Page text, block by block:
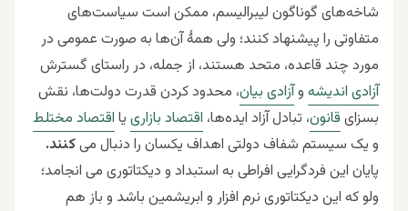
شاخه‌های گوناگون لیبرالیسم، ممکن است سیاست‌های
متفاوتی را پیشنهاد کنند؛ ولی همهٔ آن‌ها به صورت عمومی در
مورد چند قاعده، متحد هستند، از جمله، در راستای گسترش
آزادی اندیشه وآزادی بیان، محدود کردن قدرت دولت‌ها، نقش
بسزای قانون، تبادل آزاد ایده‌ها، اقتصاد بازاری یا اقتصاد مختلط
و یک سیستم شفاف دولتی اهداف یکسان را دنبال میکنند.
پایان این فردگرایی افراطی به استبداد و دیکتاتوری می انجامد؛
ولو که این دیکتاتوری نرم افزار و ابریشمین باشد و باز هم